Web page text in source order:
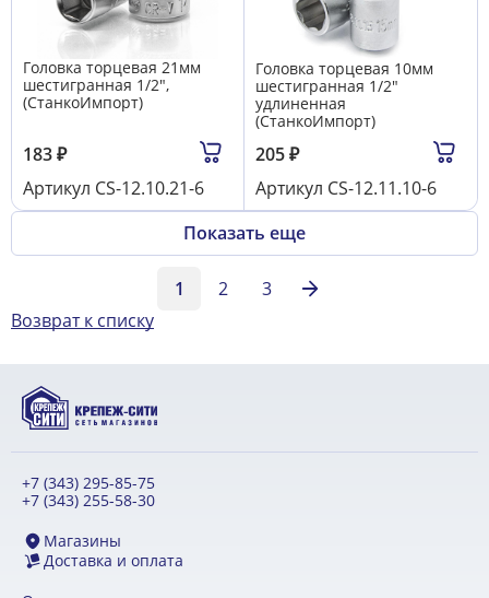
Головка торцевая 21мм
шестигранная 1/2",
(СтанкоИмпорт)
183₽
Артикул CS-12.10.21-6
Головка торцевая 10мм
шестигранная 1/2"
удлиненная
(СтанкоИмпорт)
205₽
Артикул CS-12.11.10-6
Показать еще
1 2
3
Возврат к списку
+7 (343) 295-85-75
+7 (343) 255-58-30
Магазины
Доставка и оплата